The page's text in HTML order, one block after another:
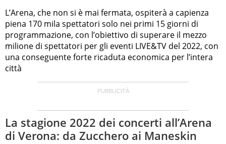
L’Arena, che non si è mai fermata, ospiterà a capienza
piena 170 mila spettatori solo nei primi 15 giorni di
programmazione, con l’obiettivo di superare il mezzo
milione di spettatori per gli eventi LIVE&TV del 2022, con
una conseguente forte ricaduta economica per l’intera
città
La stagione 2022 dei concerti all’Arena
di Verona: da Zucchero ai Maneskin